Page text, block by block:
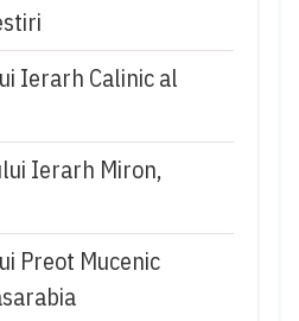
Ierarh Calinic al
Ierarh Miron,
Preot Mucenic